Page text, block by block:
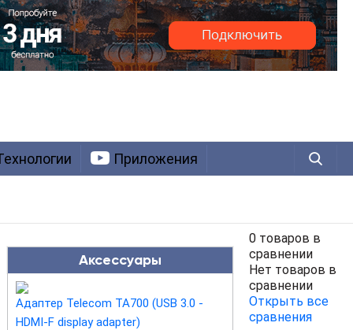
Приложения
Аксессуары
Адаптер Telecom TA700 (USB 3.0 -
HDMI-F display adapter)
0 товаров в
сравнении
Нет товаров в
сравнении
Открыть все
сравнения